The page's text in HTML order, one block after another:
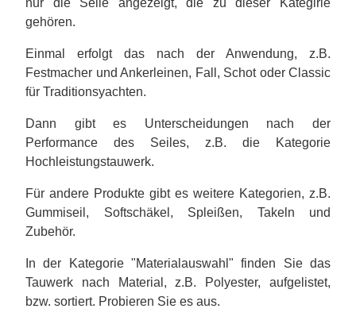
nur die Seile angezeigt, die zu dieser Kategirie
gehören.
Einmal erfolgt das nach der Anwendung, z.B.
Festmacher und Ankerleinen, Fall, Schot oder Classic
für Traditionsyachten.
Dann gibt es Unterscheidungen nach der
Performance des Seiles, z.B. die Kategorie
Hochleistungstauwerk.
Für andere Produkte gibt es weitere Kategorien, z.B.
Gummiseil, Softschäkel, Spleißen, Takeln und
Zubehör.
In der Kategorie "Materialauswahl" finden Sie das
Tauwerk nach Material, z.B. Polyester, aufgelistet,
bzw. sortiert. Probieren Sie es aus.